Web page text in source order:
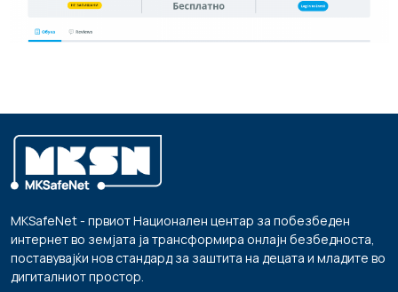
MKSafeNet - првиот Национален центар за побезбеден
интернет во земјата ја трансформира онлајн безбедноста,
поставувајќи нов стандард за заштита на децата и младите во
дигиталниот простор.